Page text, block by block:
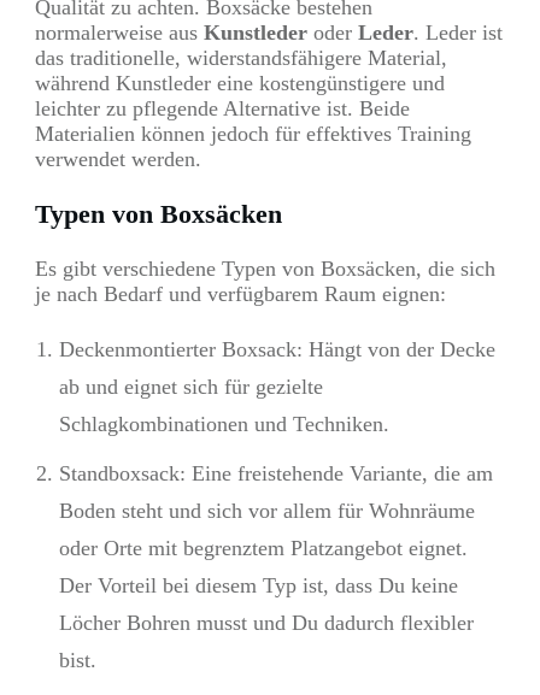
Qualität zu achten. Boxsäcke bestehen
normalerweise aus Kunstleder oder Leder. Leder ist
das traditionelle, widerstandsfähigere Material,
während Kunstleder eine kostengünstigere und
leichter zu pflegende Alternative ist. Beide
Materialien können jedoch für effektives Training
verwendet werden.
Typen von Boxsäcken
Es gibt verschiedene Typen von Boxsäcken, die sich
je nach Bedarf und verfügbarem Raum eignen:
Deckenmontierter Boxsack: Hängt von der Decke
ab und eignet sich für gezielte
Schlagkombinationen und Techniken.
Standboxsack: Eine freistehende Variante, die am
Boden steht und sich vor allem für Wohnräume
oder Orte mit begrenztem Platzangebot eignet.
Der Vorteil bei diesem Typ ist, dass Du keine
Löcher Bohren musst und Du dadurch flexibler
bist.